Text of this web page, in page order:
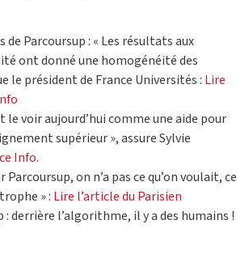
de Parcoursup : « Les résultats aux
ont donné une homogénéité des
le président de France Universités : Lire
le voir aujourd’hui comme une aide pour
supérieur », assure Sylvie
Info.
on n’a pas ce qu’on voulait, ce
» : Lire l’article du Parisien
: derrière l’algorithme, il y a des humains !